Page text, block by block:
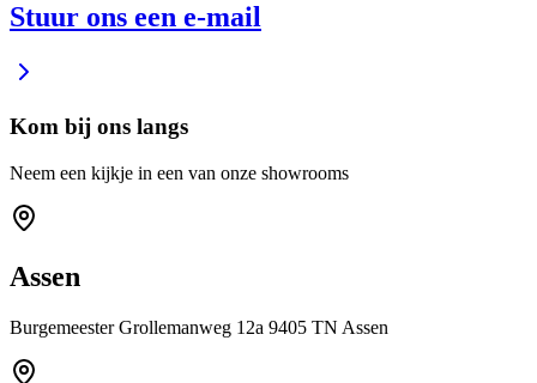
Stuur ons een e-mail
Kom bij ons langs
Neem een kijkje in een van onze showrooms
Assen
Burgemeester Grollemanweg 12a 9405 TN Assen